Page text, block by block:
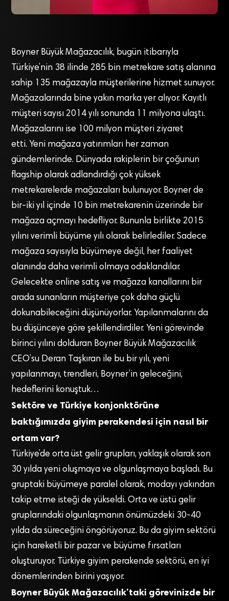
Boyner Büyük Mağazacılık, bugün itibarıyla
Türkiye’nin 38 ilinde 285 bin metrekare satış alanına
sahip 135 mağazayla müşterilerine hizmet sunuyor.
Mağazalarında bine yakın marka yer alıyor. Kayıtlı
müşteri sayısı 2014 yılı sonunda 11 milyona ulaştı.
Mağazalarını ise 100 milyon müşteri ziyaret
etti. Yeni mağaza yatırımları her zaman
gündemlerinde. Dünyada rakiplerin bir çoğunun
flagship olarak adlandırdığı çok yüksek
metrekarelerde mağazaları bulunuyor. Boyner de
bir-iki yıl içinde 10 bin metrekarenin üzerinde bir
mağaza açmayı hedefliyor. Bununla birlikte 2015
yılını verimli büyüme yılı olarak belirlediler. Sadece
mağaza sayısıyla büyümeye değil, her faaliyet
alanında daha verimli olmaya odaklandılar.
Gelecekte online satış ve mağaza kanallarını bir
arada sunanların müşteriye çok daha güçlü
dokunabileceğini düşünüyorlar. Yapılanmalarını da
bu düşünceye göre şekillendirdiler. Yeni görevinde
birinci yılını dolduran Boyner Büyük Mağazacılık
CEO’su Deran Taşkıran ile bu bir yılı, yeni
yapılanmayı, trendleri, Boyner’in geleceğini,
hedeflerini konuştuk…
Sektöre ve Türkiye konjonktörüne
baktığımızda giyim perakendesi için nasıl bir
ortam var?
Türkiye’de orta üst gelir grupları, yaklaşık olarak son
30 yılda yeni oluşmaya ve olgunlaşmaya başladı. Bu
gruptaki büyümeye paralel olarak, modayı yakından
takip etme isteği de yükseldi. Orta ve üstü gelir
gruplarındaki olgunlaşmanın önümüzdeki 30-40
yılda da süreceğini öngörüyoruz. Bu da giyim sektörü
için hareketli bir pazar ve büyüme fırsatları
oluşturuyor. Türkiye giyim perakende sektörü, en iyi
dönemlerinden birini yaşıyor.
Boyner Büyük Mağazacılık’taki görevinizde bir